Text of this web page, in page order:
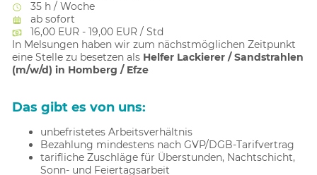
35 h / Woche
ab sofort
16,00 EUR - 19,00 EUR / Std
In Melsungen haben wir zum nächstmöglichen Zeitpunkt
eine Stelle zu besetzen als Helfer Lackierer / Sandstrahlen
(m/w/d) in Homberg / Efze
Das gibt es von uns:
unbefristetes Arbeitsverhältnis
Bezahlung mindestens nach GVP/DGB-Tarifvertrag
tarifliche Zuschläge für Überstunden, Nachtschicht,
Sonn- und Feiertagsarbeit